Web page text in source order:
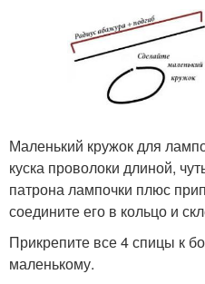
Маленький кружок для
куска проволоки длиной,
патрона лампочки плюс
соедините его в кольцо и
Прикрепите все 4 спицы к
маленькому.